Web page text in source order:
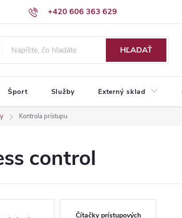
+420 606 363 629
ochrany osobných údajov
HĽADAŤ
Šport Služby Externý sklad
Kontrola prístupu
control
Čítačky prístupových